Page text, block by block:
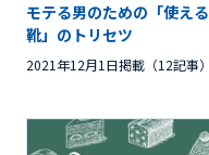
モテる男のための「使える
靴」のトリセツ
2021年12月1日掲載（12記事）